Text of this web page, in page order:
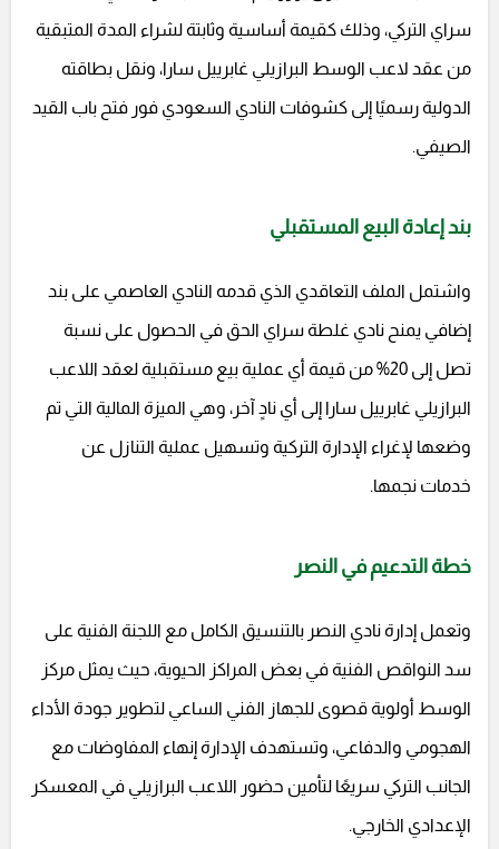
سراي التركي، وذلك كقيمة أساسية وثابتة لشراء المدة المتبقية
من عقد لاعب الوسط البرازيلي غابرييل سارا، ونقل بطاقته
الدولية رسميًا إلى كشوفات النادي السعودي فور فتح باب القيد
الصيفي.
بند إعادة البيع المستقبلي
واشتمل الملف التعاقدي الذي قدمه النادي العاصمي على بند
إضافي يمنح نادي غلطة سراي الحق في الحصول على نسبة
تصل إلى 20% من قيمة أي عملية بيع مستقبلية لعقد اللاعب
البرازيلي غابرييل سارا إلى أي نادٍ آخر، وهي الميزة المالية التي تم
وضعها لإغراء الإدارة التركية وتسهيل عملية التنازل عن
خدمات نجمها.
خطة التدعيم في النصر
وتعمل إدارة نادي النصر بالتنسيق الكامل مع اللجنة الفنية على
سد النواقص الفنية في بعض المراكز الحيوية، حيث يمثل مركز
الوسط أولوية قصوى للجهاز الفني الساعي لتطوير جودة الأداء
الهجومي والدفاعي، وتستهدف الإدارة إنهاء المفاوضات مع
الجانب التركي سريعًا لتأمين حضور اللاعب البرازيلي في المعسكر
الإعدادي الخارجي.